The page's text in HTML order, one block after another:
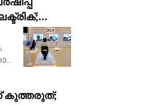
പേർ
കുത്തരുത്;